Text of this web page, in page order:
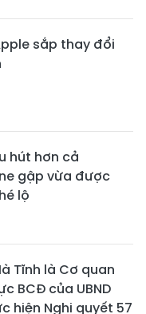
sắp thay đổi
hút hơn cả
gập vừa được
lộ
Tĩnh là Cơ quan
BCĐ của UBND
hiện Nghị quyết 57